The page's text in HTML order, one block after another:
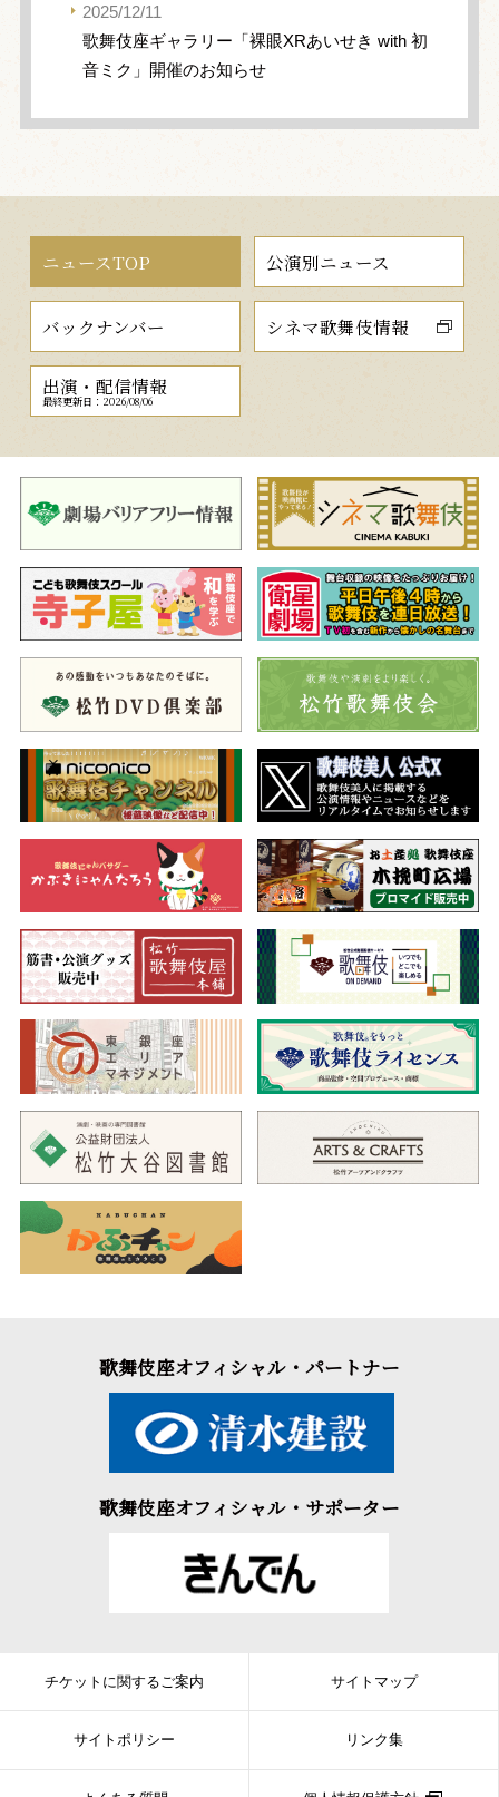
2025/12/11
歌舞伎座ギャラリー「裸眼XRあいせき with 初
音ミク」開催のお知らせ
ニュースTOP 公演別ニュース
バックナンバー シネマ歌舞伎情報
出演・配信情報
最終更新日：2026/08/06
歌舞伎座オフィシャル・パートナー
歌舞伎座オフィシャル・サポーター
チケットに関するご案内 サイトマップ
サイトポリシー リンク集